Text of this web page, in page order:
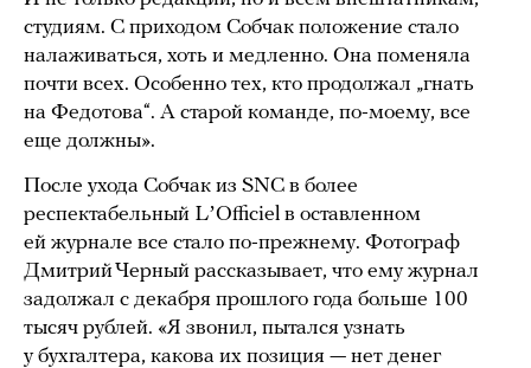
студиям. С приходом Собчак положение стало
налаживаться, хоть и медленно. Она поменяла
почти всех. Особенно тех, кто продолжал „гнать
на Федотова“. А старой команде, по-моему, все
еще должны».
После ухода Собчак из SNC в более
респектабельный LʼOfficiel в оставленном
ей журнале все стало по-прежнему. Фотограф
Дмитрий Черный рассказывает, что ему журнал
задолжал с декабря прошлого года больше 100
тысяч рублей. «Я звонил, пытался узнать
у бухгалтера, какова их позиция — нет денег